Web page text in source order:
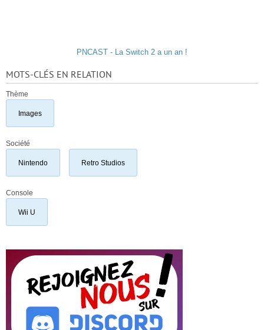
PNCAST - La Switch 2 a un an !
MOTS-CLÉS EN RELATION
Thème
Images
Société
Nintendo Retro Studios
Console
Wii U